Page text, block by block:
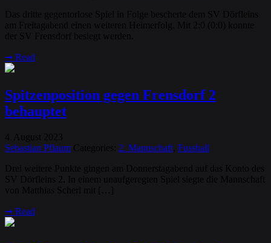
Das dritte gegentorlose Spiel in Folge bescherte dem SV Dörfleins
am Freitagabend einen weiteren Heimerfolg. Mit 2:0 (0:0) konnte
der SV Frensdorf besiegt werden.
➞ Read
Spitzenposition gegen Frensdorf 2
behauptet
4 August
2023
Sebastian Pflaum Categories: 2. Mannschaft Fussball
Drei weitere Punkte gingen am Donnerstagabend auf das Konto des
SV Dörfleins 2. In einem unaufgeregten Spiel siegte die Mannschaft
von Matthias Scherl mit […]
➞ Read